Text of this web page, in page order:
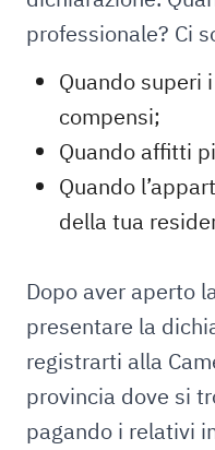
professionale? Ci
Quando superi
compensi;
Quando affitti
Quando
della tua
Dopo aver aperto
presentare la
registrarti alla
provincia dove si
pagando i relativi